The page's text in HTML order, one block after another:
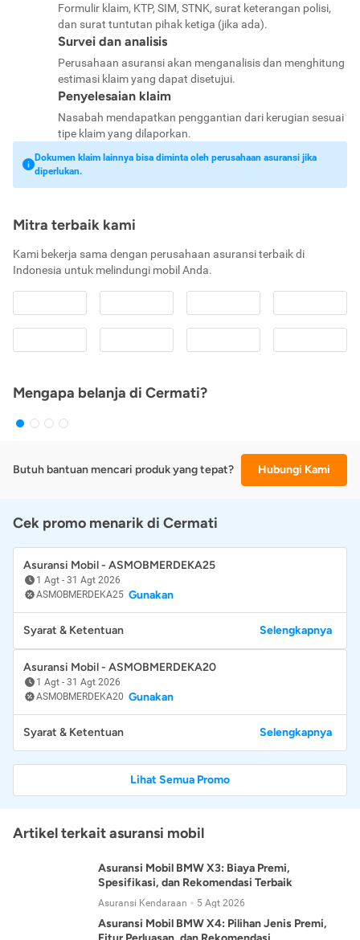
Formulir klaim, KTP, SIM, STNK, surat keterangan polisi,
dan surat tuntutan pihak ketiga (jika ada).
Survei dan analisis
Perusahaan asuransi akan menganalisis dan menghitung
estimasi klaim yang dapat disetujui.
Penyelesaian klaim
Nasabah mendapatkan penggantian dari kerugian sesuai
tipe klaim yang dilaporkan.
Dokumen klaim lainnya bisa diminta oleh perusahaan asuransi jika
diperlukan.
Mitra terbaik kami
Kami bekerja sama dengan perusahaan asuransi terbaik di
Indonesia untuk melindungi mobil Anda.
Mengapa belanja di Cermati?
Butuh bantuan mencari produk yang tepat? Hubungi Kami
Cek promo menarik di Cermati
Asuransi Mobil - ASMOBMERDEKA25
1 Agt - 31 Agt 2026
ASMOBMERDEKA25 Gunakan
Syarat & Ketentuan Selengkapnya
Asuransi Mobil - ASMOBMERDEKA20
1 Agt - 31 Agt 2026
ASMOBMERDEKA20 Gunakan
Syarat & Ketentuan Selengkapnya
Lihat Semua Promo
Artikel terkait asuransi mobil
Asuransi Mobil BMW X3: Biaya Premi,
Spesifikasi, dan Rekomendasi Terbaik
Asuransi Kendaraan 5 Agt 2026
Asuransi Mobil BMW X4: Pilihan Jenis Premi,